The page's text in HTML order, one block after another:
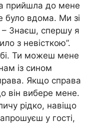
прийшла до мене
було вдома. Ми зі
– Знаєш, спершу я
з невісткою”.
Ти можеш мене
із сином
Якщо справа
він вибере мене.
рідко, навіщо
у гості,